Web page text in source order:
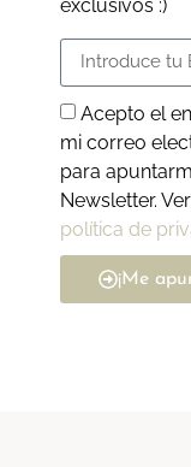
exclusivos :)
Acepto el
mi correo
para
Newsletter. Ver
política de
¡Me